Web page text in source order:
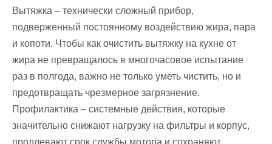
Вытяжка – технически сложный прибор,
подверженный постоянному воздействию жира, пара
и копоти. Чтобы как очистить вытяжку на кухне от
жира не превращалось в многочасовое испытание
раз в полгода, важно не только уметь чистить, но и
предотвращать чрезмерное загрязнение.
Профилактика – системные действия, которые
значительно снижают нагрузку на фильтры и корпус,
продлевают срок службы мотора и сохраняют